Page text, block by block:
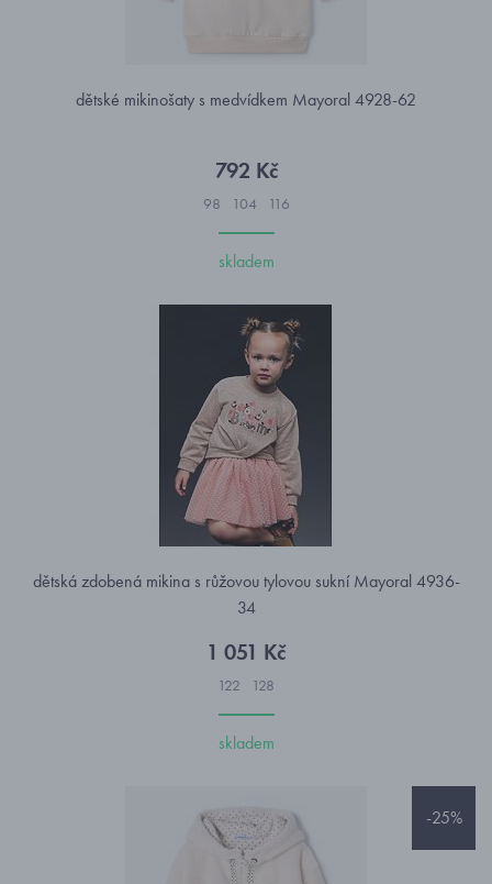
dětské mikinošaty s medvídkem Mayoral 4928-62
792 Kč
98 104 116
skladem
dětská zdobená mikina s růžovou tylovou sukní Mayoral 4936-
34
1 051 Kč
122 128
skladem
-25%